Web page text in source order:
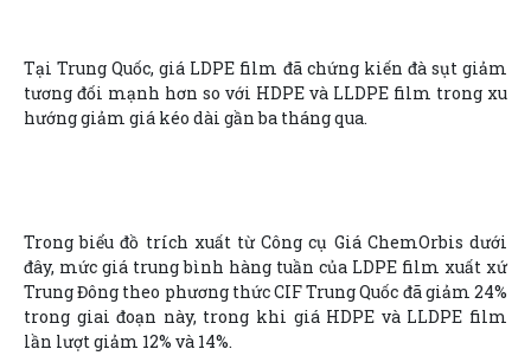
Tại Trung Quốc, giá LDPE film đã chứng kiến đà sụt giảm
tương đối mạnh hơn so với HDPE và LLDPE film trong xu
hướng giảm giá kéo dài gần ba tháng qua.
Trong biểu đồ trích xuất từ Công cụ Giá ChemOrbis dưới
đây, mức giá trung bình hàng tuần của LDPE film xuất xứ
Trung Đông theo phương thức CIF Trung Quốc đã giảm 24%
trong giai đoạn này, trong khi giá HDPE và LLDPE film
lần lượt giảm 12% và 14%.